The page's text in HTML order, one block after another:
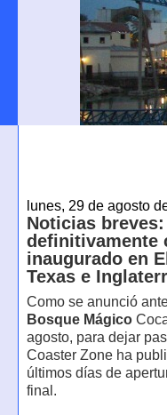
lunes, 29 de agosto
Noticias
definitivamente
inaugurado en
Texas e
Como se anunció
Bosque Mágico
agosto, para dejar
Coaster Zone ha
últimos días de
final.